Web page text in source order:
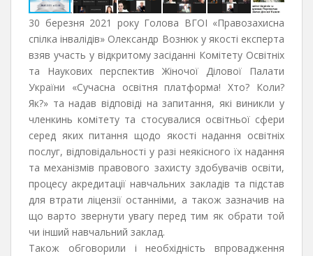
30 березня 2021 року Голова ВГОІ «Правозахисна
спілка інвалідів» Олександр Вознюк у якості експерта
взяв участь у відкритому засіданні Комітету Освітніх
та Наукових перспектив Жіночої Ділової Палати
України «Сучасна освітня платформа! Хто? Коли?
Як?» та надав відповіді на запитання, які виникли у
членкинь комітету та стосувалися освітньої сфери
серед яких питання щодо якості надання освітніх
послуг, відповідальності у разі неякісного їх надання
та механізмів правового захисту здобувачів освіти,
процесу акредитації навчальних закладів та підстав
для втрати ліцензії останніми, а також зазначив на
що варто звернути увагу перед тим як обрати той
чи інший навчальний заклад.
Також обговорили і необхідність впровадження